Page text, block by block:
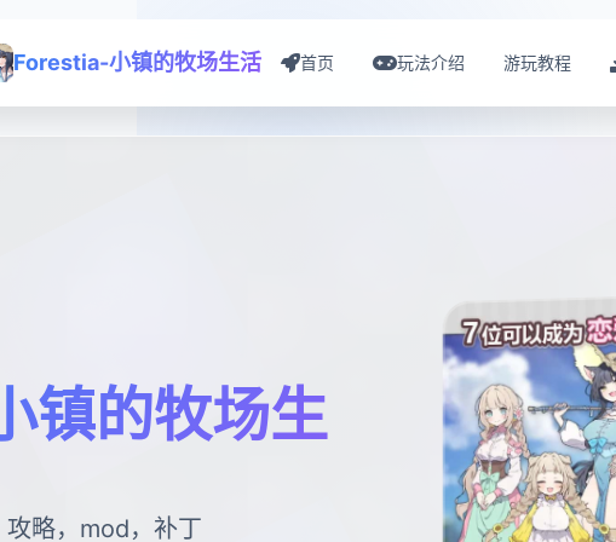
Forestia-小镇的牧场生活 首页 玩法介绍 游玩教程
镇的牧场生
略，mod，补丁